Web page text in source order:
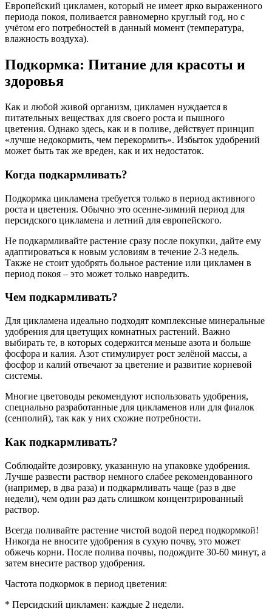
Европейский цикламен, который не имеет ярко выраженного
периода покоя, поливается равномерно круглый год, но с
учётом его потребностей в данный момент (температура,
влажность воздуха).
Подкормка: Питание для красоты и
здоровья
Как и любой живой организм, цикламен нуждается в
питательных веществах для своего роста и пышного
цветения. Однако здесь, как и в поливе, действует принцип
«лучше недокормить, чем перекормить». Избыток удобрений
может быть так же вреден, как и их недостаток.
Когда подкармливать?
Подкормка цикламена требуется только в период активного
роста и цветения. Обычно это осенне-зимний период для
персидского цикламена и летний для европейского.
Не подкармливайте растение сразу после покупки, дайте ему
адаптироваться к новым условиям в течение 2-3 недель.
Также не стоит удобрять больное растение или цикламен в
период покоя – это может только навредить.
Чем подкармливать?
Для цикламена идеально подходят комплексные минеральные
удобрения для цветущих комнатных растений. Важно
выбирать те, в которых содержится меньше азота и больше
фосфора и калия. Азот стимулирует рост зелёной массы, а
фосфор и калий отвечают за цветение и развитие корневой
системы.
Многие цветоводы рекомендуют использовать удобрения,
специально разработанные для цикламенов или для фиалок
(сенполий), так как у них схожие потребности.
Как подкармливать?
Соблюдайте дозировку, указанную на упаковке удобрения.
Лучше развести раствор немного слабее рекомендованного
(например, в два раза) и подкармливать чаще (раз в две
недели), чем один раз дать слишком концентрированный
раствор.
Всегда поливайте растение чистой водой перед подкормкой!
Никогда не вносите удобрения в сухую почву, это может
обжечь корни. После полива почвы, подождите 30-60 минут, а
затем внесите раствор удобрения.
Частота подкормок в период цветения:
* Персидский цикламен: каждые 2 недели.